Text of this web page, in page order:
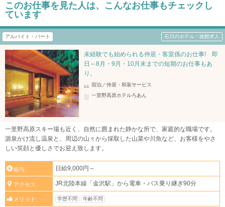
このお仕事を見た人は、こんなお仕事もチェックし
ています
アルバイト・パート 石川のホテル・旅館求人
未経験でも始められる仲居・客室係のお仕事! 即
日～8月・9月・10月末までの短期のお仕事もあ
り。
宿泊／仲居・和装サービス
一里野高原ホテルろあん
一里野高原スキー場も近く、自然に囲まれた静かな所で、家庭的な職場です。
源泉かけ流し温泉と、周辺の山々から採取した山菜や川魚など、お客様をやさ
しい笑顔と優しさでお迎え致します。
給与 日給9,000円～
アクセス JR北陸本線「金沢駅」から電車・バス乗り継ぎ90分
メリット 学歴不問 年齢不問